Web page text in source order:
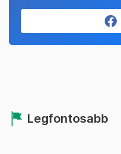
Legfontosabb